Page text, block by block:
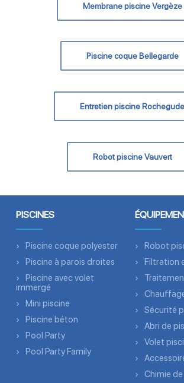
Membrane piscine Vergèze
Piscine coque Bellegarde
Entretien piscine Rochegude
Robot piscine Vauvert
PISCINES
Piscine coque polyester
Piscine à parois droites
Piscine avec volet
immergé
Mini piscine
Piscine béton
Pool Party
Pool Party Family
Robot
Filtration
Sécurité
Abri de
Volet
Chimie de